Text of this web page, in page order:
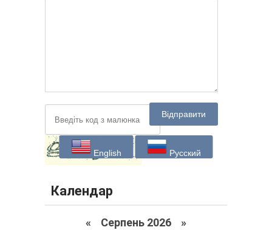
Відправити
English Русский
Календар
« Серпень 2026 »